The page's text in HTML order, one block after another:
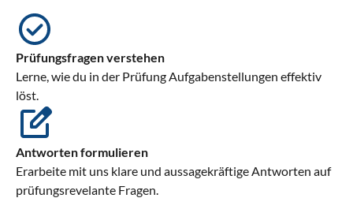
Prüfungsfragen verstehen
Lerne, wie du in der Prüfung Aufgabenstellungen effektiv
löst.
Antworten formulieren
Erarbeite mit uns klare und aussagekräftige Antworten auf
prüfungsrevelante Fragen.